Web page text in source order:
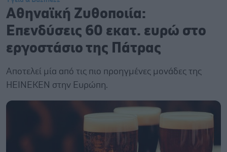
Αθηναϊκή Ζυθοποιία:
Επενδύσεις 60 εκατ. ευρώ στο
εργοστάσιο της Πάτρας
Αποτελεί μία από τις πιο προηγμένες μονάδες της
HEINEKEN στην Ευρώπη.